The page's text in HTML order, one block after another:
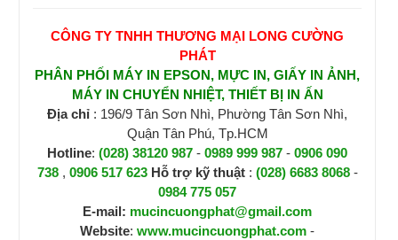
CÔNG TY TNHH THƯƠNG MẠI LONG CƯỜNG
PHÁT
PHÂN PHỐI MÁY IN EPSON, MỰC IN, GIẤY IN ẢNH,
MÁY IN CHUYỂN NHIỆT, THIẾT BỊ IN ẤN
Địa chỉ : 196/9 Tân Sơn Nhì, Phường Tân Sơn Nhì,
Quận Tân Phú, Tp.HCM
Hotline: (028) 38120 987 - 0989 999 987 - 0906 090
738, 0906 517 623 Hỗ trợ kỹ thuật : (028) 6683 8068-
0984 775 057
E-mail: mucincuongphat@gmail.com
Website: www.mucincuongphat.com -